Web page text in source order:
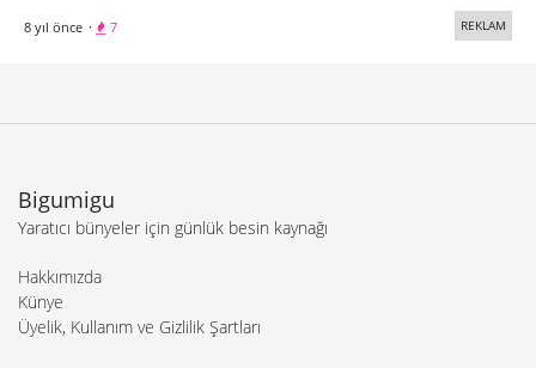
8 yıl önce · 7 REKLAM
Bigumigu
Yaratıcı bünyeler için günlük besin kaynağı
Hakkımızda
Künye
Üyelik, Kullanım ve Gizlilik Şartları